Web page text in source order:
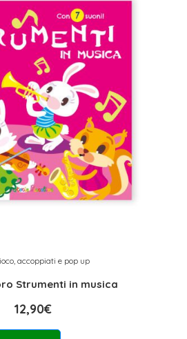
accoppiati e pop up
Strumenti in musica
12,90€